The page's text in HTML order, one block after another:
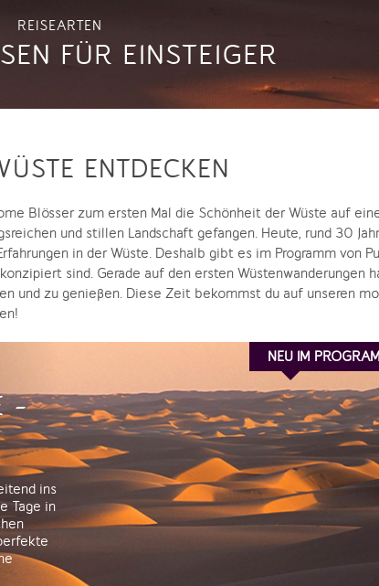
REISEARTEN
FÜR EINSTEIGER
ENTDECKEN
Blösser zum ersten Mal die Schönheit der Wüste auf
und stillen Landschaft gefangen. Heute, rund 30
in der Wüste. Deshalb gibt es im Programm von
sind. Gerade auf den ersten Wüstenwanderungen
und zu genießen. Diese Zeit bekommst du auf unseren
NEU IM
-
ins
Tage in